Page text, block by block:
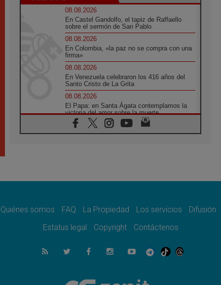
08.08.2026
En Castel Gandolfo, el tapiz de Raffaello
sobre el sermón de San Pablo
08.08.2026
En Colombia, «la paz no se compra con una
firma»
08.08.2026
En Venezuela celebraron los 416 años del
Santo Cristo de La Grita
08.08.2026
El Papa: en Santa Ágata contemplamos la
victoria del amor sobre la muerte
08.08.2026
León XIV visitará el Santuario de la Madre
07.08.2026
07.08.2026
el compromiso del cristiano"
La matanza de niños en Gaza no cesa: 300
muertos en 300 días
Tagle: La guerra desfigura el mundo, solo la
Quiénes somos FAQ La Propiedad Los servicios
Difusión
Estatus legal
Copyright Contáctenos